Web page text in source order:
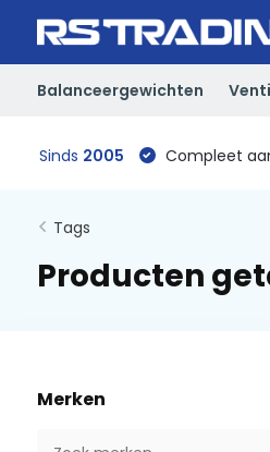
Balanceergewichten
Sinds 2005 Compleet
Tags
Producten
Merken